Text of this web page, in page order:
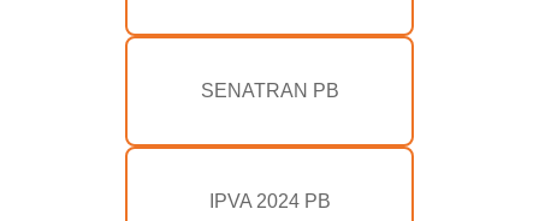
SENATRAN PB
IPVA 2024 PB